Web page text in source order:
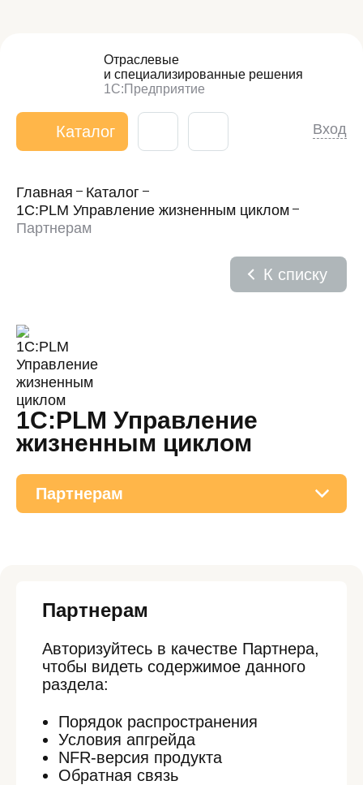
Отраслевые
и специализированные решения
1С:Предприятие
Каталог Вход
Главная
Каталог
1С:PLM Управление жизненным циклом
Партнерам
1С:PLM Управление
жизненным циклом
К списку
Поддержка
Материалы
Партнерам
Партнерам
Авторизуйтесь в качестве Партнера,
чтобы видеть содержимое данного
раздела:
Порядок распространения
Условия апгрейда
NFR-версия продукта
Обратная связь